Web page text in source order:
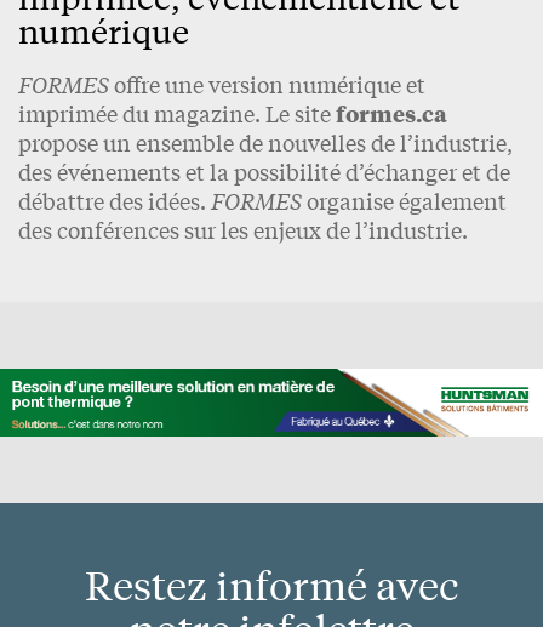
numérique
FORMESoffre une version numérique et
imprimée du magazine. Le siteformes.ca
propose un ensemble de nouvelles de l’industrie,
des événements et la possibilité d’échanger et de
débattre des idées.FORMESorganise également
des conférences sur les enjeux de l’industrie.
Restez informé avec